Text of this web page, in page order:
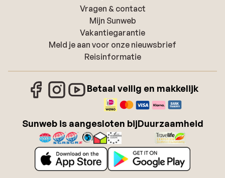
Vragen & contact
Mijn Sunweb
Vakantiegarantie
Meld je aan voor onze nieuwsbrief
Reisinformatie
Betaal veilig en makkelijk
Sunweb is aangesloten bijDuurzaamheid